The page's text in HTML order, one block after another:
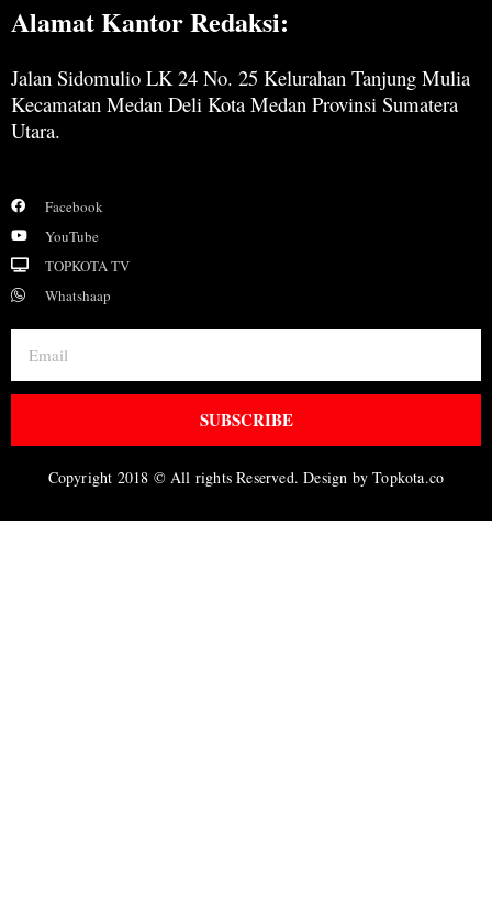
Alamat Kantor Redaksi:
Jalan Sidomulio LK 24 No. 25 Kelurahan Tanjung Mulia
Kecamatan Medan Deli Kota Medan Provinsi Sumatera
Utara.
Facebook
YouTube
TOPKOTA TV
Whatshaap
SUBSCRIBE
Copyright 2018 © All rights Reserved. Design by Topkota.co